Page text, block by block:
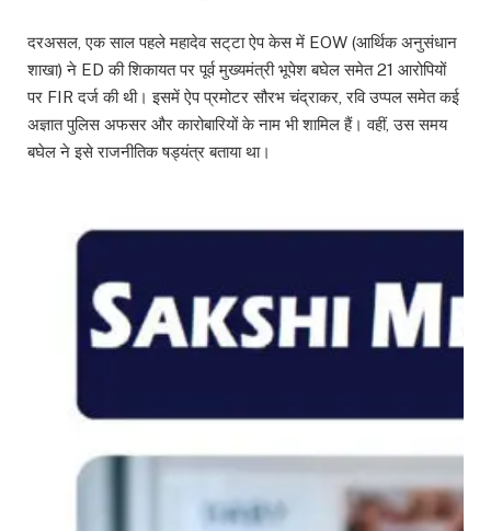
दरअसल, एक साल पहले महादेव सट्‌टा ऐप केस में EOW (आर्थिक अनुसंधान
शाखा) ने ED की शिकायत पर पूर्व मुख्यमंत्री भूपेश बघेल समेत 21 आरोपियों
पर FIR दर्ज की थी। इसमें ऐप प्रमोटर सौरभ चंद्राकर, रवि उप्पल समेत कई
अज्ञात पुलिस अफसर और कारोबारियों के नाम भी शामिल हैं। वहीं, उस समय
बघेल ने इसे राजनीतिक षड्यंत्र बताया था।